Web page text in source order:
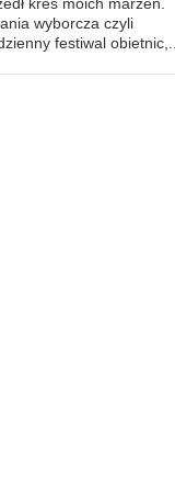
wyborcza czyli
festiwal obietnic,..